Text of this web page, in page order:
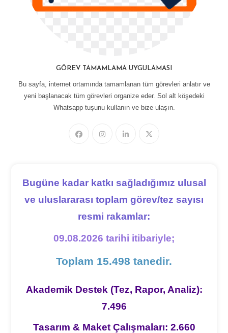
GÖREV TAMAMLAMA UYGULAMASI
Bu sayfa, internet ortamında tamamlanan tüm görevleri anlatır ve
yeni başlanacak tüm görevleri organize eder. Sol alt köşedeki
Whatsapp tuşunu kullanın ve bize ulaşın.
Bugüne kadar katkı sağladığımız ulusal
ve uluslararası toplam görev/tez sayısı
resmi rakamlar:
09.08.2026 tarihi itibariyle;
Toplam 15.498 tanedir.
Akademik Destek (Tez, Rapor, Analiz):
7.496
Tasarım & Maket Çalışmaları: 2.660